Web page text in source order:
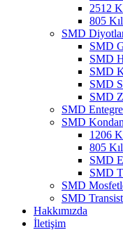
2512
805
SMD
SMD
SMD
SMD
SMD
SMD
SMD
SMD
1206
805
SMD
SMD
SMD
SMD
Hakkımızda
İletişim